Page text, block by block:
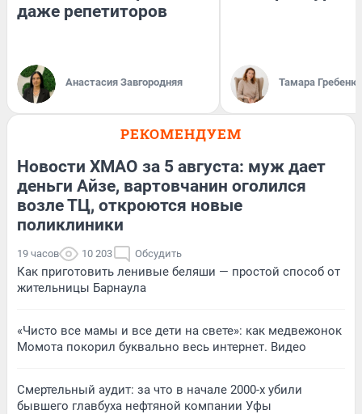
даже репетиторов
Анастасия Завгородняя Тамара
РЕКОМЕНДУЕМ
Новости ХМАО за 5 августа: муж дает
деньги Айзе, вартовчанин оголился
возле ТЦ, откроются новые
поликлиники
19 часов 10 203 Обсудить
Как приготовить ленивые беляши — простой способ от
жительницы Барнаула
«Чисто все мамы и все дети на свете»: как медвежонок
Момота покорил буквально весь интернет. Видео
Смертельный аудит: за что в начале 2000-х убили
бывшего главбуха нефтяной компании Уфы